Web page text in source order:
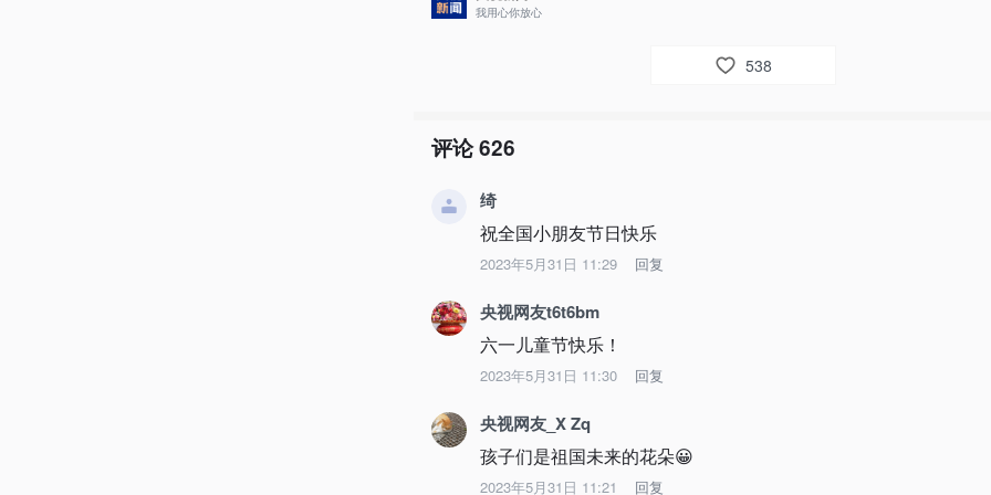
我用心你放心
538
评论626
绮
祝全国小朋友节日快乐
2023年5月31日 11:29 回复
央视网友t6t6bm
六一儿童节快乐！
2023年5月31日 11:30 回复
央视网友_X Zq
孩子们是祖国未来的花朵😀
2023年5月31日 11:21 回复